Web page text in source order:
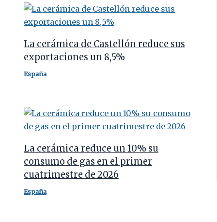
La cerámica de Castellón reduce sus
exportaciones un 8,5%
España
La cerámica reduce un 10% su
consumo de gas en el primer
cuatrimestre de 2026
España